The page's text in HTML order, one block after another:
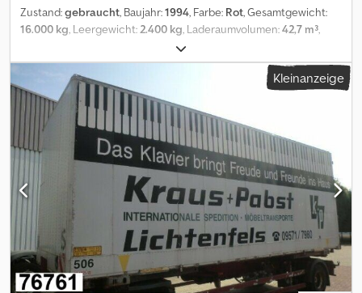
Zustand:gebraucht, Baujahr:1994, Farbe: Rot, Gesamtgewicht:
16.000 kg , Leergewicht: 2.400 kg , Laderaumvolumen:42,7 m³
, Laderaumlänge:
Laderaumhöhe:2.480 mm, Wechselkoffer, Alu BDF-System 7.150
mm, mit Portaltür Alu-Wechselkoffer BDF-System 7.150 mm lang.
Heck Portaltüren mit außenliegenden
Drehstangenverschlüssen.\n\nMöbelausstattung: innen zwei
Reihnen Stäbchenleisten an den Seitenwänden.\n\nWind- und
Wetterfest.\n\nZwischenverkauf vorbehalten. \nPreise netto ab
Standort D-59558 Lippstadt-Rixbeck. \nWeitere Objekte unter .
Dsdpfxszip D Uj Aipock
Kleinanzeige